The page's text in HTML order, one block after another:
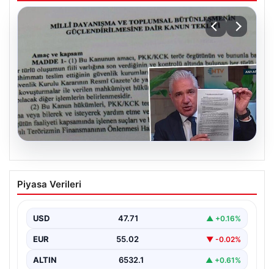
05.08.2026
Süreç yasası teklifi tamamlandı. İşte
madde madde kanun teklifi ve
Piyasa Verileri
USD 47.71 ▲ +0.16%
EUR 55.02 ▼ -0.02%
ALTIN 6532.1 ▲ +0.61%